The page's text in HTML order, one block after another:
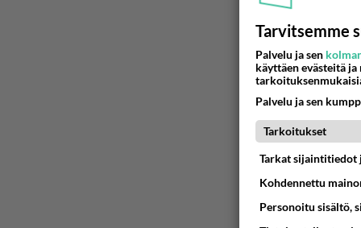
Tarvitsemme
Palvelu ja sen
käyttäen evästeitä
Palvelu ja sen
Tarkoitukset
Tarkat sijaintitiedot
Kohdennettu
Personoitu sisältö,